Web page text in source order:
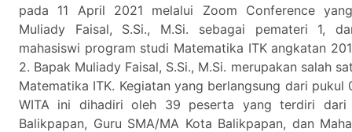
pada 11 April 2021 melalui Zoom Conference
Muliady Faisal, S.Si., M.Si. sebagai pemateri 1,
mahasiswi program studi Matematika ITK angkatan
2. Bapak Muliady Faisal, S.Si., M.Si. merupakan salah
Matematika ITK. Kegiatan yang berlangsung dari pukul
WITA ini dihadiri oleh 39 peserta yang terdiri dari
Balikpapan, Guru SMA/MA Kota Balikpapan, dan